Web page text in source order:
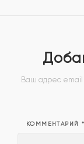
Ваш адрес email
КОММЕНТАРИЙ *